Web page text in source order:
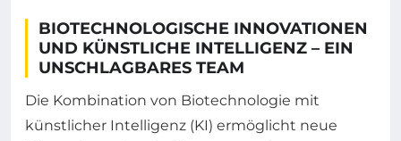
BIOTECHNOLOGISCHE INNOVATIONEN
UND KÜNSTLICHE INTELLIGENZ – EIN
UNSCHLAGBARES TEAM
Die Kombination von Biotechnologie mit
künstlicher Intelligenz (KI) ermöglicht neue